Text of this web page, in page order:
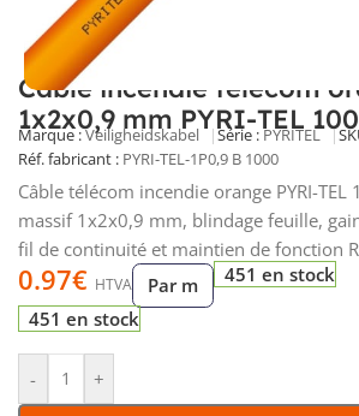
Câble incendie télécom
1x2x0,9 mm PYRI-TEL 100
Marque :Veiligheidskabel Série :PYRITEL
Réf. fabricant : PYRI-TEL-1P0,9 B 1000
Câble télécom incendie orange PYRI-TEL
massif 1x2x0,9 mm, blindage feuille,
fil de continuité et maintien de fonction
0.97€ HTVA Par m
451 en stock
451 en stock
- +